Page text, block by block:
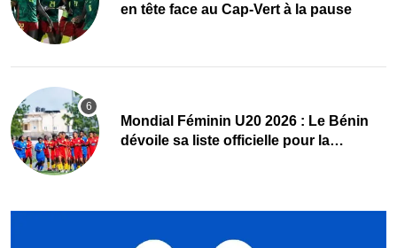
en tête face au Cap-Vert à la pause
Mondial Féminin U20 2026 : Le Bénin
dévoile sa liste officielle pour la